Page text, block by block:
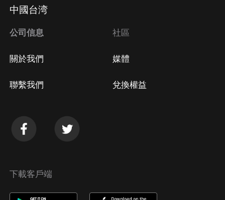
方法 Google Play取消訂閱方法
中國台湾
公司信息
關於我們
聯繫我們
社區
媒體
兌換權益
下載客戶端